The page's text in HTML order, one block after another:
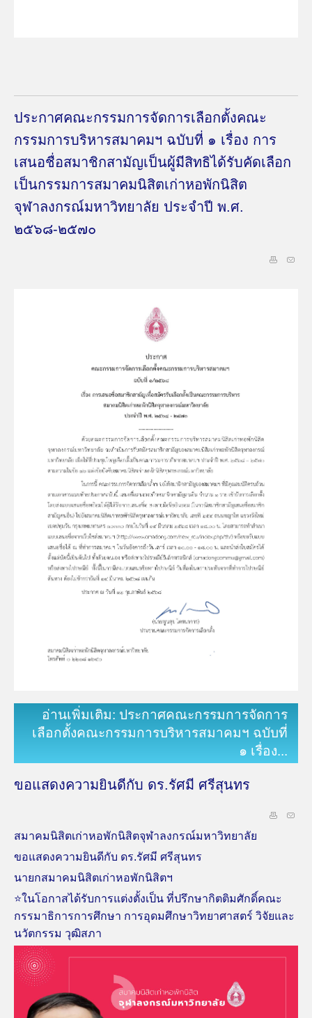
ประกาศคณะกรรมการจัดการเลือกตั้งคณะ
กรรมการบริหารสมาคมฯ ฉบับที่ ๑ เรื่อง การ
เสนอชื่อสมาชิกสามัญเป็นผู้มีสิทธิได้รับคัดเลือก
เป็นกรรมการสมาคมนิสิตเก่าหอพักนิสิต
จุฬาลงกรณ์มหาวิทยาลัย ประจำปี พ.ศ.
๒๕๖๘-๒๕๗๐
อ่านเพิ่มเติม: ประกาศคณะกรรมการจัดการ
เลือกตั้งคณะกรรมการบริหารสมาคมฯ ฉบับที่
๑ เรื่อง...
ขอแสดงความยินดีกับ ดร.รัศมี ศรีสุนทร
สมาคมนิสิตเก่าหอพักนิสิตจุฬาลงกรณ์มหาวิทยาลัย
ขอแสดงความยินดีกับ ดร.รัศมี ศรีสุนทร
นายกสมาคมนิสิตเก่าหอพักนิสิตฯ
⭐️ในโอกาสได้รับการแต่งตั้งเป็น ที่ปรึกษากิตติมศักดิ์คณะ
กรรมาธิการการศึกษา การอุดมศึกษาวิทยาศาสตร์ วิจัยและ
นวัตกรรม วุฒิสภา